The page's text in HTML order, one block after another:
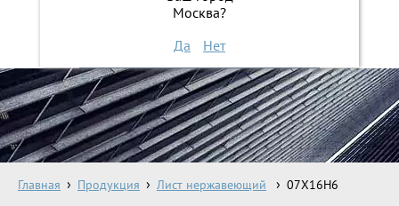
Москва?
Да
Нет
ЗАКАЗАТЬ ОБРАТНЫЙ ЗВОНОК
Главная Продукция Лист нержавеющий 07X16H6